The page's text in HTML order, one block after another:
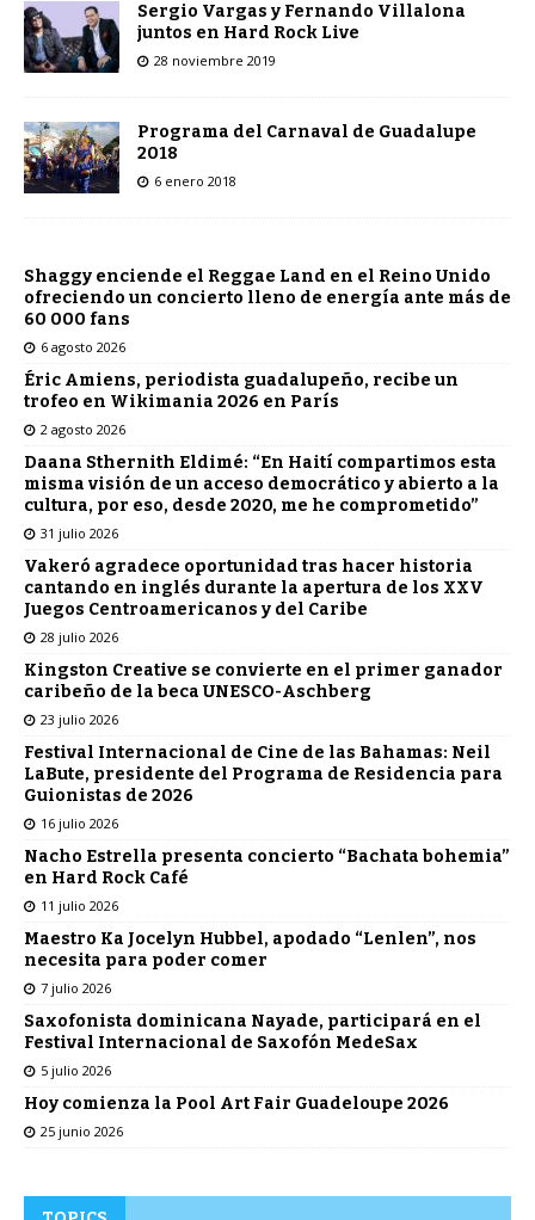
Sergio Vargas y Fernando Villalona
juntos en Hard Rock Live
28 noviembre 2019
Programa del Carnaval de Guadalupe
2018
6 enero 2018
Shaggy enciende el Reggae Land en el Reino Unido
ofreciendo un concierto lleno de energía ante más de
60 000 fans
6 agosto 2026
Éric Amiens, periodista guadalupeño, recibe un
trofeo en Wikimania 2026 en París
2 agosto 2026
Daana Sthernith Eldimé: “En Haití compartimos esta
misma visión de un acceso democrático y abierto a la
cultura, por eso, desde 2020, me he comprometido”
31 julio 2026
Vakeró agradece oportunidad tras hacer historia
cantando en inglés durante la apertura de los XXV
Juegos Centroamericanos y del Caribe
28 julio 2026
Kingston Creative se convierte en el primer ganador
caribeño de la beca UNESCO-Aschberg
23 julio 2026
Festival Internacional de Cine de las Bahamas: Neil
LaBute, presidente del Programa de Residencia para
Guionistas de 2026
16 julio 2026
Nacho Estrella presenta concierto “Bachata bohemia”
en Hard Rock Café
11 julio 2026
Maestro Ka Jocelyn Hubbel, apodado “Lenlen”, nos
necesita para poder comer
7 julio 2026
Saxofonista dominicana Nayade, participará en el
Festival Internacional de Saxofón MedeSax
5 julio 2026
Hoy comienza la Pool Art Fair Guadeloupe 2026
25 junio 2026